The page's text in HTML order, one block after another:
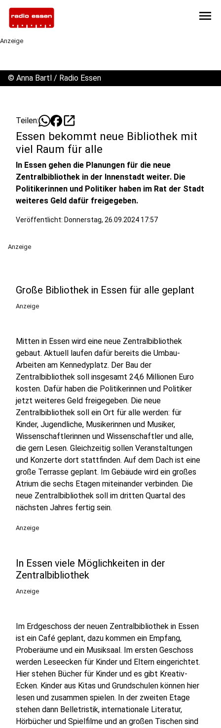
menu
Anzeige
© Anna Bartl / Radio Essen
Teilen: open_in_new
Essen bekommt neue Bibliothek mit
viel Raum für alle
In Essen gehen die Planungen für die neue
Zentralbibliothek in der Innenstadt weiter. Die
Politikerinnen und Politiker haben im Rat der Stadt
weiteres Geld dafür freigegeben.
Veröffentlicht: Donnerstag, 26.09.2024 17:57
Anzeige
Große Bibliothek in Essen für alle geplant
Anzeige
Mitten in Essen wird eine neue Zentralbibliothek
gebaut. Aktuell laufen dafür bereits die Umbau-
Arbeiten am Kennedyplatz. Der Bau der
Zentralbibliothek soll insgesamt 24,6 Millionen Euro
kosten. Dafür haben die Politikerinnen und Politiker
jetzt weiteres Geld freigegeben. Die neue
Zentralbibliothek soll ein Ort für alle werden: für
Kinder, Jugendliche, Musikerinnen und Musiker,
Wissenschaftlerinnen und Wissenschaftler und alle,
die gern Lesen. Gleichzeitig sollen Veranstaltungen
und Konzerte dort stattfinden. Auf dem Dach ist eine
große Terrasse geplant. Im Gebäude wird ein großes
Atrium die sechs Etagen miteinander verbinden. Die
neue Zentralbibliothek soll im dritten Quartal des
nächsten Jahres fertig sein.
Anzeige
In Essen viele Möglichkeiten in der
Zentralbibliothek
Anzeige
Im Erdgeschoss der neuen Zentralbibliothek in Essen
ist ein Café geplant, dazu kommen ein Empfang,
Proberäume und ein Musiksaal. Im ersten Geschoss
werden Leseecken für Kinder und Eltern eingerichtet.
Hier stehen Bücher für Kinder und es gibt Kreativ-
Ecken. Kinder aus Kitas und Grundschulen können hier
lesen und zusammen spielen. In der zweiten Etage
stehen dann Belletristik, internationale Literatur,
Hörbücher und Spielfilme und an großen Tischen sind